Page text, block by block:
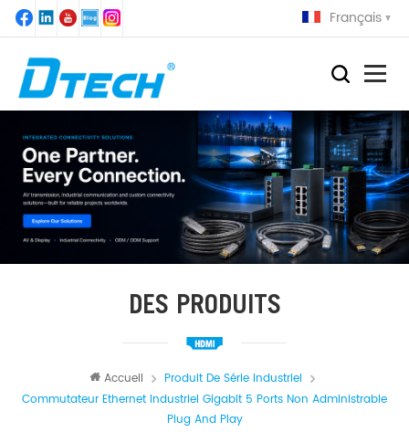
Français
DES PRODUITS
Accueil
Produit De Série Industriel
Commutateur Ethernet Industriel Gigabit 5 Ports Non Administrable
Plug And Play